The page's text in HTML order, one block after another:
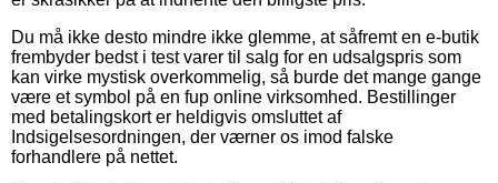
Du må ikke desto mindre ikke glemme, at såfremt en e-butik
frembyder bedst i test varer til salg for en udsalgspris som
kan virke mystisk overkommelig, så burde det mange gange
være et symbol på en fup online virksomhed. Bestillinger
med betalingskort er heldigvis omsluttet af
Indsigelsesordningen, der værner os imod falske
forhandlere på nettet.